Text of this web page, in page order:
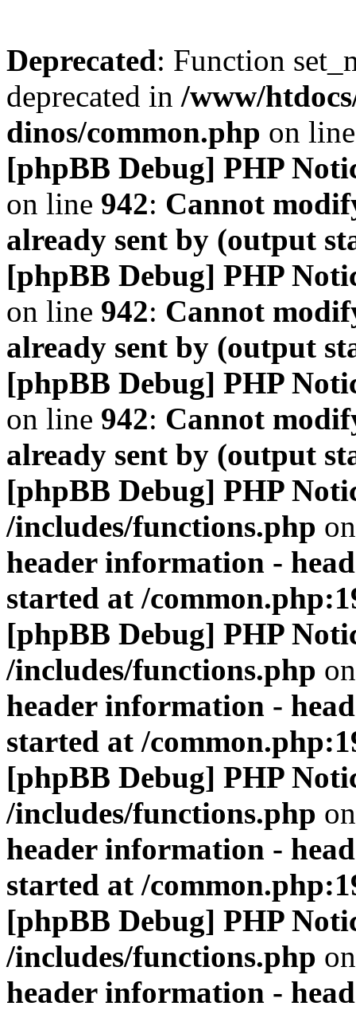
Deprecated: Function
deprecated in /www/
dinos/common.php on
[phpBB Debug] PHP
on line 942: Cannot
already sent by (output
[phpBB Debug] PHP
on line 942: Cannot
already sent by (output
[phpBB Debug] PHP
on line 942: Cannot
already sent by (output
[phpBB Debug] PHP
/includes/functions.php
header information -
started at /
[phpBB Debug] PHP
/includes/functions.php
header information -
started at /
[phpBB Debug] PHP
/includes/functions.php
header information -
started at /
[phpBB Debug] PHP
/includes/functions.php
header information -